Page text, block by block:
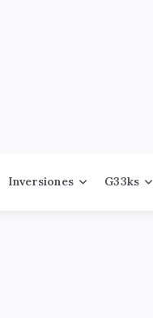
Inversiones G33ks